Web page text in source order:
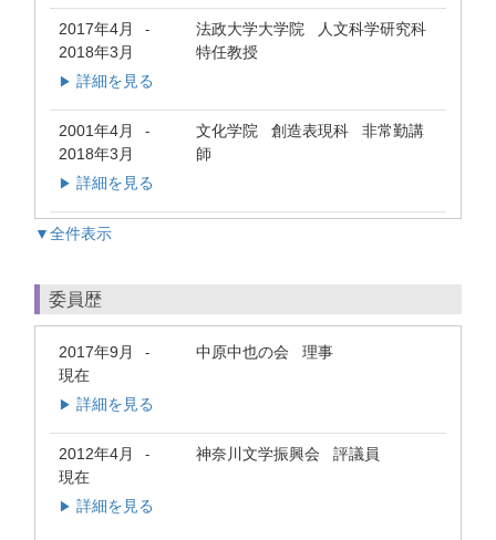
2017年4月 -
2018年3月
法政大学大学院 人文科学研究科
特任教授
▶ 詳細を見る
2001年4月 -
2018年3月
文化学院 創造表現科 非常勤講
師
▶ 詳細を見る
▼全件表示
委員歴
2017年9月 -
現在
中原中也の会 理事
▶ 詳細を見る
2012年4月 -
現在
神奈川文学振興会 評議員
▶ 詳細を見る